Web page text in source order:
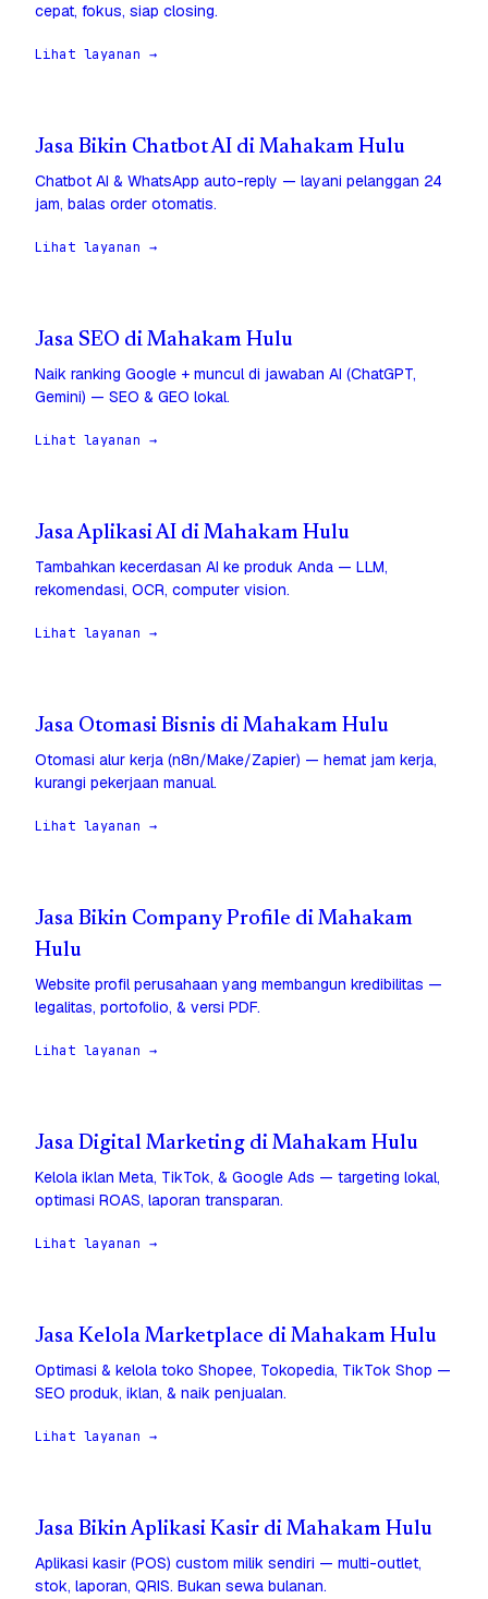
cepat, fokus, siap closing.
Lihat layanan →
Jasa Bikin Chatbot AI di Mahakam Hulu
Chatbot AI & WhatsApp auto-reply — layani pelanggan 24
jam, balas order otomatis.
Lihat layanan →
Jasa SEO di Mahakam Hulu
Naik ranking Google + muncul di jawaban AI (ChatGPT,
Gemini) — SEO & GEO lokal.
Lihat layanan →
Jasa Aplikasi AI di Mahakam Hulu
Tambahkan kecerdasan AI ke produk Anda — LLM,
rekomendasi, OCR, computer vision.
Lihat layanan →
Jasa Otomasi Bisnis di Mahakam Hulu
Otomasi alur kerja (n8n/Make/Zapier) — hemat jam kerja,
kurangi pekerjaan manual.
Lihat layanan →
Jasa Bikin Company Profile di Mahakam
Hulu
Website profil perusahaan yang membangun kredibilitas —
legalitas, portofolio, & versi PDF.
Lihat layanan →
Jasa Digital Marketing di Mahakam Hulu
Kelola iklan Meta, TikTok, & Google Ads — targeting lokal,
optimasi ROAS, laporan transparan.
Lihat layanan →
Jasa Kelola Marketplace di Mahakam Hulu
Optimasi & kelola toko Shopee, Tokopedia, TikTok Shop —
SEO produk, iklan, & naik penjualan.
Lihat layanan →
Jasa Bikin Aplikasi Kasir di Mahakam Hulu
Aplikasi kasir (POS) custom milik sendiri — multi-outlet,
stok, laporan, QRIS. Bukan sewa bulanan.